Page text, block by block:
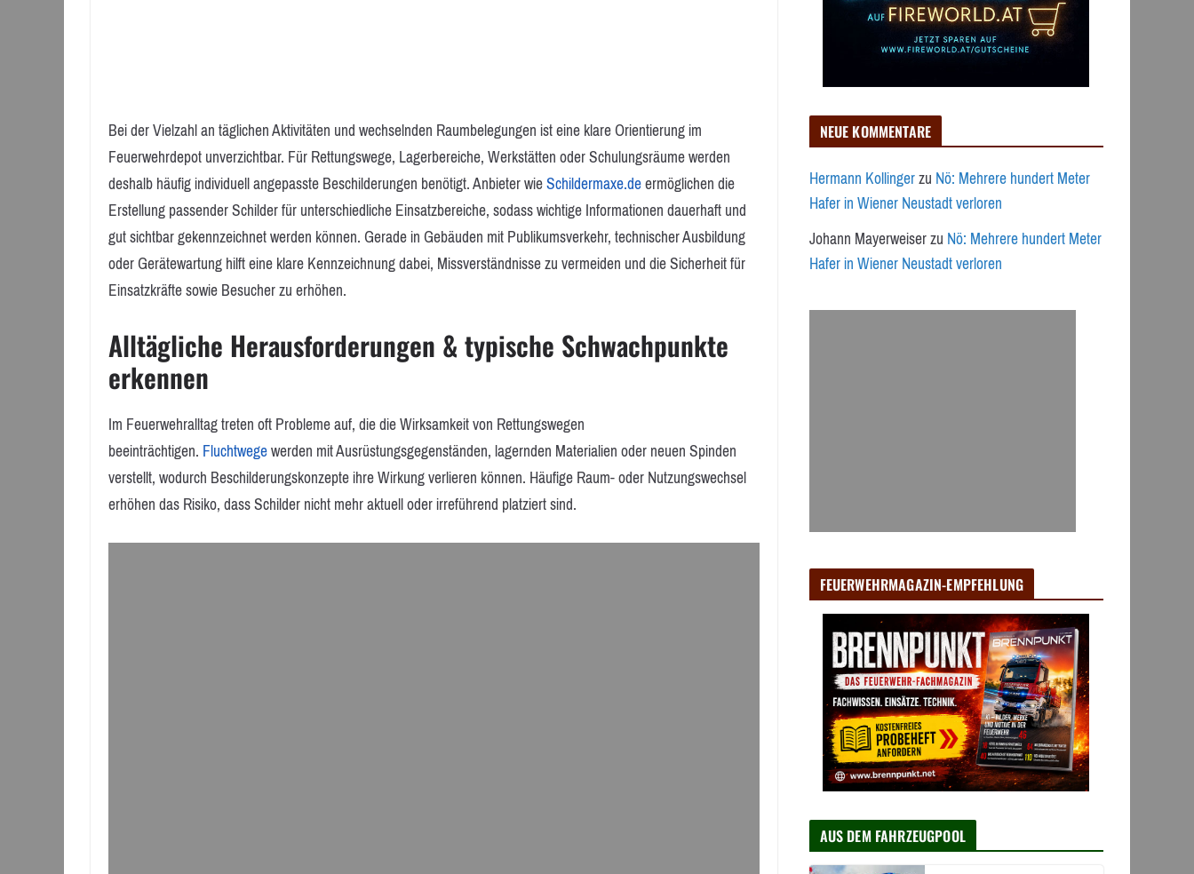
Bei der Vielzahl an täglichen Aktivitäten und wechselnden Raumbelegungen ist eine klare Orientierung im
Feuerwehrdepot unverzichtbar. Für Rettungswege, Lagerbereiche, Werkstätten oder Schulungsräume werden
deshalb häufig individuell angepasste Beschilderungen benötigt. Anbieter wieSchildermaxe.deermöglichen die
Erstellung passender Schilder für unterschiedliche Einsatzbereiche, sodass wichtige Informationen dauerhaft und
gut sichtbar gekennzeichnet werden können. Gerade in Gebäuden mit Publikumsverkehr, technischer Ausbildung
oder Gerätewartung hilft eine klare Kennzeichnung dabei, Missverständnisse zu vermeiden und die Sicherheit für
Einsatzkräfte sowie Besucher zu erhöhen.
Alltägliche Herausforderungen & typische Schwachpunkte
erkennen
Im Feuerwehralltag treten oft Probleme auf, die die Wirksamkeit von Rettungswegen
beeinträchtigen.Fluchtwegewerden mit Ausrüstungsgegenständen, lagernden Materialien oder neuen Spinden
verstellt, wodurch Beschilderungskonzepte ihre Wirkung verlieren können. Häufige Raum- oder Nutzungswechsel
erhöhen das Risiko, dass Schilder nicht mehr aktuell oder irreführend platziert sind.
NEUE KOMMENTARE
Hermann KollingerzuNö: Mehrere hundert Meter
Hafer in Wiener Neustadt verloren
Johann MayerweiserzuNö: Mehrere hundert Meter
Hafer in Wiener Neustadt verloren
FEUERWEHRMAGAZIN-EMPFEHLUNG
AUS DEM FAHRZEUGPOOL